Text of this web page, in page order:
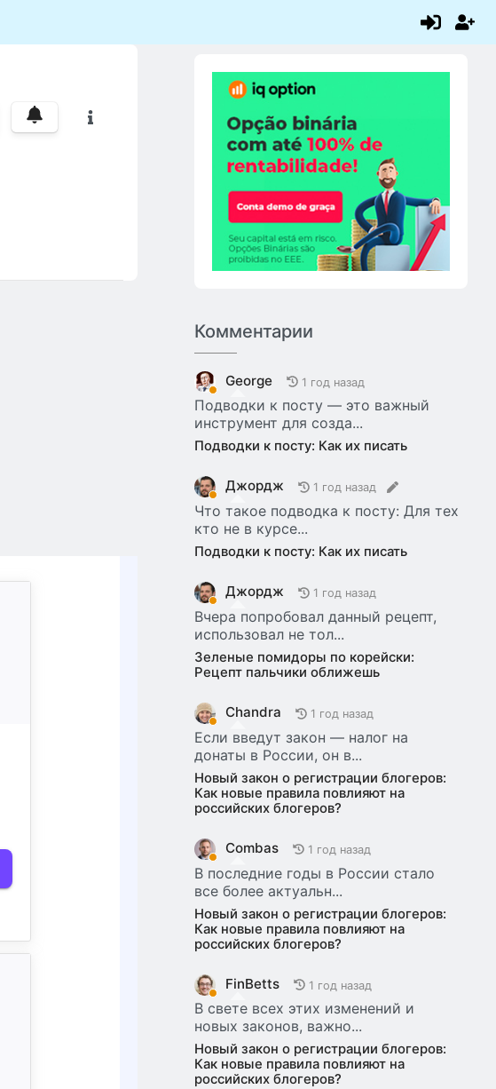
Комментарии
George 1 год назад
Подводки к посту — это важный
инструмент для созда...
Подводки к посту: Как их писать
Джордж 1 год назад
Что такое подводка к посту: Для тех
кто не в курсе...
Подводки к посту: Как их писать
Джордж 1 год назад
Вчера попробовал данный рецепт,
использовал не тол...
Зеленые помидоры по корейски:
Рецепт пальчики оближешь
Chandra 1 год назад
Если введут закон — налог на
донаты в России, он в...
Новый закон о регистрации блогеров:
Как новые правила повлияют на
российских блогеров?
Combas 1 год назад
В последние годы в России стало
все более актуальн...
Новый закон о регистрации блогеров:
Как новые правила повлияют на
российских блогеров?
FinBetts 1 год назад
В свете всех этих изменений и
новых законов, важно...
Новый закон о регистрации блогеров:
Как новые правила повлияют на
российских блогеров?